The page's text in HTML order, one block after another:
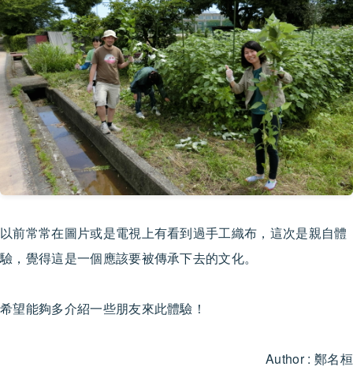
以前常常在圖片或是電視上有看到過手工織布，這次是親自體
驗，覺得這是一個應該要被傳承下去的文化。
希望能夠多介紹一些朋友來此體驗！
Author : 鄭名桓